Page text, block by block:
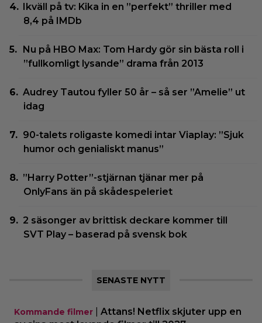
Ikväll på tv: Kika in en ”perfekt” thriller med
8,4 på IMDb
Nu på HBO Max: Tom Hardy gör sin bästa roll i
”fullkomligt lysande” drama från 2013
Audrey Tautou fyller 50 år – så ser ”Amelie” ut
idag
90-talets roligaste komedi intar Viaplay: ”Sjuk
humor och genialiskt manus”
”Harry Potter”-stjärnan tjänar mer på
OnlyFans än på skådespeleriet
2 säsonger av brittisk deckare kommer till
SVT Play – baserad på svensk bok
SENASTE NYTT
Kommande filmer
Attans! Netflix skjuter upp en